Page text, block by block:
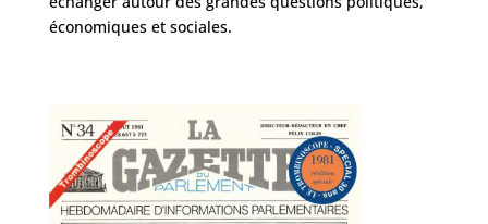
économiques et sociales.